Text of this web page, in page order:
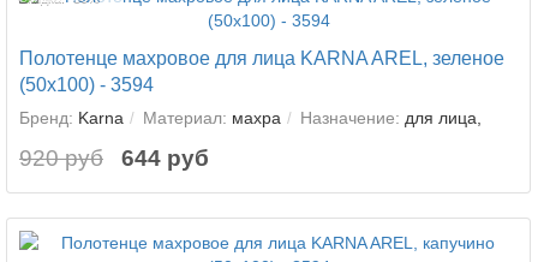
Полотенце махровое для лица KARNA AREL, зеленое
(50x100) - 3594
Бренд: Karna Материал: махра Назначение: для лица,
920 руб 644 руб